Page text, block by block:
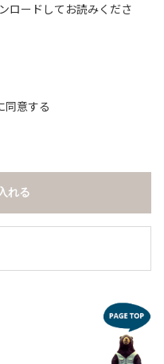
ロードしてお読みくださ
同意する
れる